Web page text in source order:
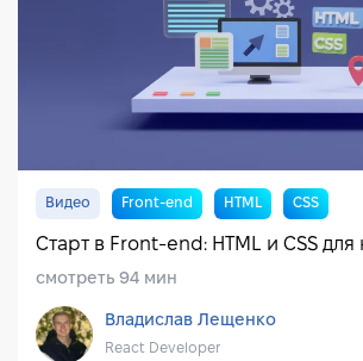
Видео Front-end HTML CSS
Старт в Front-end: HTML и CSS для
смотреть 94 мин
Владислав Лещенко
React Developer